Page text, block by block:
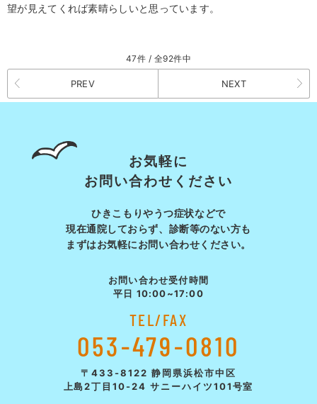
望が見えてくれば素晴らしいと思っています。
47件 / 全92件中
PREV NEXT
お気軽に
お問い合わせください
ひきこもりやうつ症状などで
現在通院しておらず、診断等のない方も
まずはお気軽にお問い合わせください。
お問い合わせ受付時間
平日 10:00~17:00
TEL/FAX
053-479-0810
〒433-8122 静岡県浜松市中区
上島2丁目10-24 サニーハイツ101号室